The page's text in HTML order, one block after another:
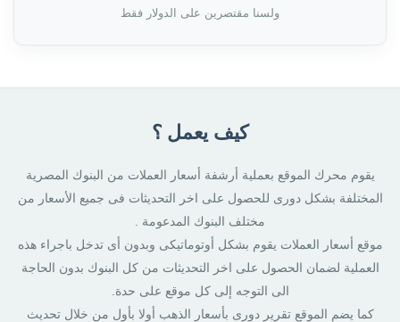
ولسنا مقتصرين على الدولار فقط
كيف يعمل ؟
يقوم محرك الموقع بعملية أرشفة أسعار العملات من البنوك المصرية
المختلفة بشكل دورى للحصول على اخر التحديثات فى جميع الأسعار من
مختلف البنوك المدعومة .
موقع أسعار العملات يقوم بشكل أوتوماتيكى وبدون أى تدخل باجراء هذه
العملية لضمان الحصول على اخر التحديثات من كل البنوك بدون الحاجة
الى التوجه إلى كل موقع على حدة.
كما يضم الموقع تقرير دورى بأسعار الذهب أولا بأول من خلال تحديث